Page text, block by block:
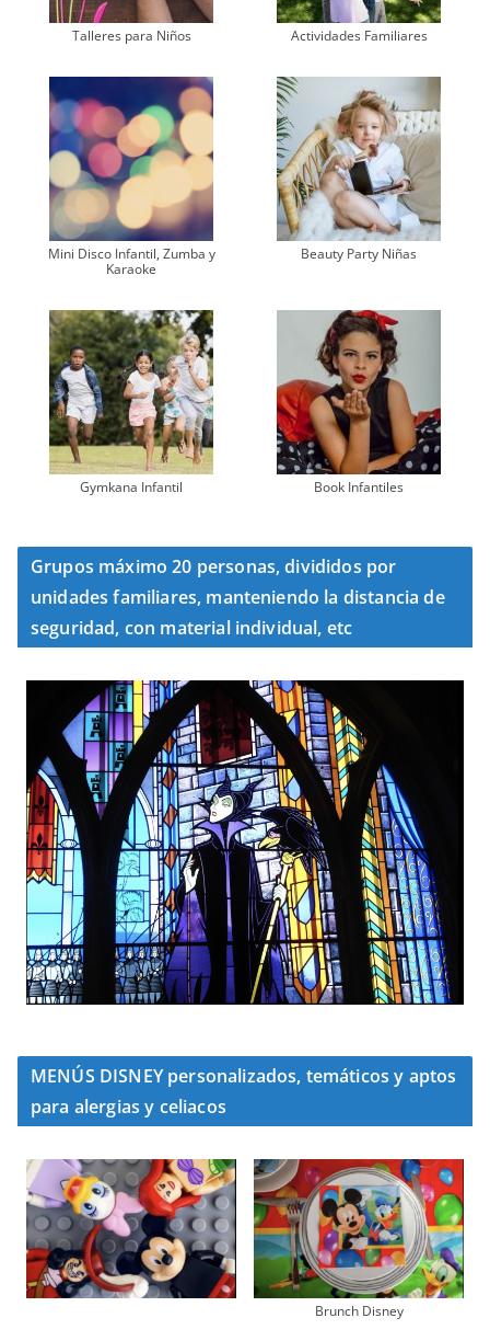
Talleres para Niños Actividades Familiares
Mini Disco Infantil, Zumba y
Karaoke
Beauty Party Niñas
Gymkana Infantil Book Infantiles
Grupos máximo 20 personas, divididos por
unidades familiares, manteniendo la distancia de
seguridad, con material individual, etc
MENÚS DISNEY personalizados, temáticos y aptos
para alergias y celiacos
Brunch Disney